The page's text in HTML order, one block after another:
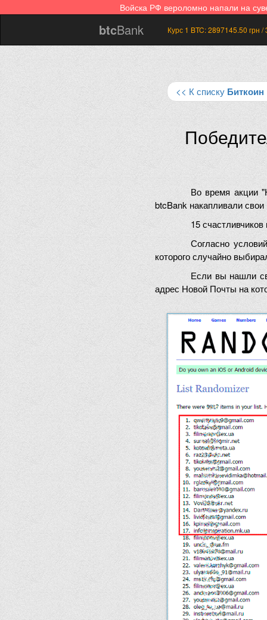
Войска РФ вероломно напали на
btcBank Курс 1 BTC:2897145.50 грн /
<< К списку Биткоин
Во время акции
btcBank накапливали
15
Согласно
которого случайно
Если вы нашли
адрес Новой Почты на